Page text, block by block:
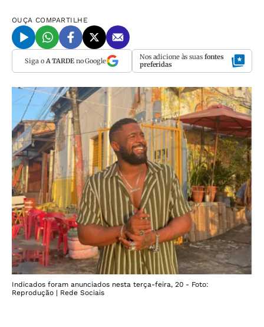
OUÇA COMPARTILHE
Siga o A TARDEno Google Nos adicione às suas fontes
preferidas
Indicados foram anunciados nesta terça-feira, 20 - Foto:
Reprodução | Rede Sociais